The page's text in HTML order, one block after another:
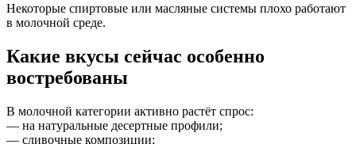
Некоторые спиртовые или масляные системы плохо работают
в молочной среде.
Какие вкусы сейчас особенно
востребованы
В молочной категории активно растёт спрос:
— на натуральные десертные профили;
— сливочные композиции;